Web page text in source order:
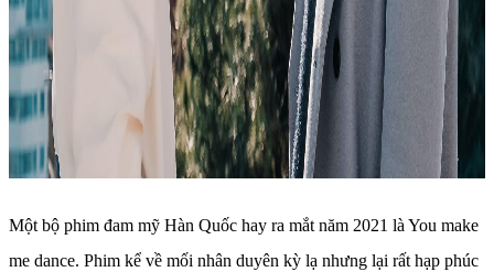
Một bộ phim đam mỹ Hàn Quốc hay ra mắt năm 2021 là You make
me dance. Phim kể về mối nhân duyên kỳ lạ nhưng lại rất hạp phúc